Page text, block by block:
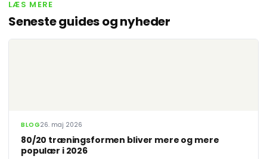
LÆS MERE
Seneste guides og nyheder
BLOG26. maj 2026
80/20 træningsformen bliver mere og mere
populær i 2026